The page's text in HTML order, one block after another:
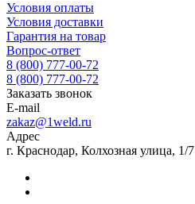
Условия оплаты
Условия доставки
Гарантия на товар
Вопрос-ответ
8 (800) 777-00-72
8 (800) 777-00-72
Заказать звонок
E-mail
zakaz@1weld.ru
Адрес
г. Краснодар, Колхозная улица, 1/7